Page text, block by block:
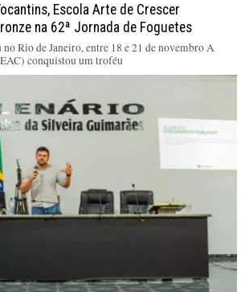
Escola Arte de Crescer
na 62ª Jornada de Foguetes
Rio de Janeiro, entre 18 e 21 de novembro A
conquistou um troféu